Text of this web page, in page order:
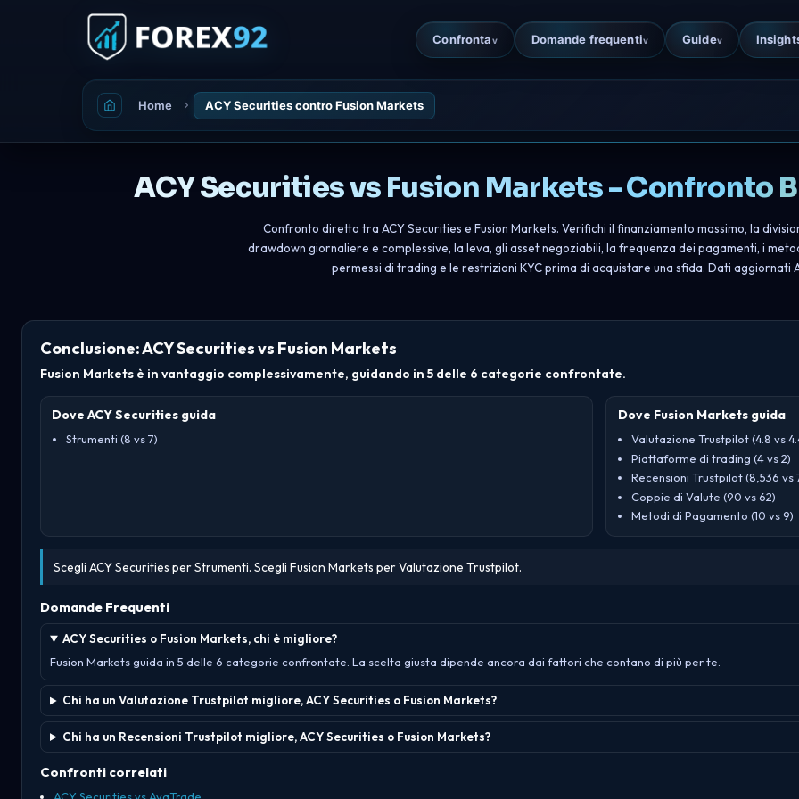
Confrontav Domande frequentiv Guidev
Home ACY Securities contro Fusion Markets
ACY Securities vs Fusion Markets - Confronto
Confronto diretto tra ACY Securities e Fusion Markets. Verifichi il finanziamento massimo, la
drawdown giornaliere e complessive, la leva, gli asset negoziabili, la frequenza dei pagamenti, i
permessi di trading e le restrizioni KYC prima di acquistare una sfida. Dati aggiornati
Conclusione: ACY Securities vs Fusion Markets
Fusion Markets è in vantaggio complessivamente, guidando in 5 delle 6 categorie confrontate.
Dove ACY Securities guida
Strumenti (8 vs 7)
Dove Fusion Markets guida
Valutazione Trustpilot (4.8 vs
Piattaforme di trading (4 vs 2)
Recensioni Trustpilot (8,536 vs
Coppie di Valute (90 vs 62)
Metodi di Pagamento (10 vs 9)
Scegli ACY Securities per Strumenti. Scegli Fusion Markets per Valutazione Trustpilot.
Domande Frequenti
ACY Securities o Fusion Markets, chi è migliore?
Fusion Markets guida in 5 delle 6 categorie confrontate. La scelta giusta dipende ancora dai fattori che contano di più per te.
Chi ha un Valutazione Trustpilot migliore, ACY Securities o Fusion Markets?
Chi ha un Recensioni Trustpilot migliore, ACY Securities o Fusion Markets?
Confronti correlati